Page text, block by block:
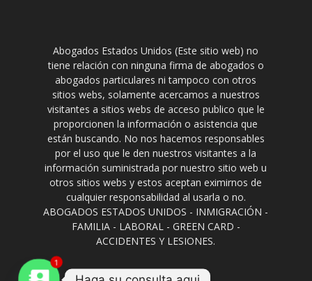
Abogados Estados Unidos (Este sitio web) no
tiene relación con ninguna firma de abogados o
abogados particulares ni tampoco con otros
sitios webs, solamente acercamos a nuestros
visitantes a sitios webs de acceso publico que le
proporcionen la información o asistencia que
están buscando. No nos hacemos responsables
por el uso que le den nuestros visitantes a la
información suministrada por nuestro sitio web u
otros sitios webs y estos aceptan eximirnos de
cualquier responsabilidad al usarla o no.
ABOGADOS ESTADOS UNIDOS - INMIGRACIÓN -
FAMILIA - LABORAL - GREEN CARD -
ACCIDENTES Y LESIONES.
1